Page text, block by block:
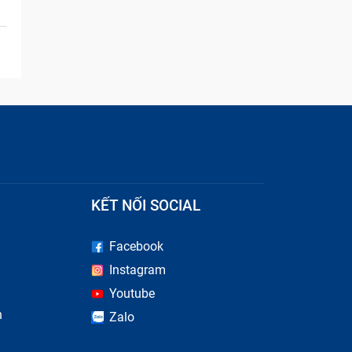
KẾT NỐI SOCIAL
Facebook
Instagram
Youtube
Zalo